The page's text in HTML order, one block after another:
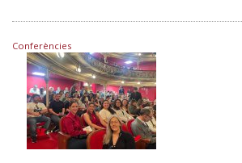
Conferències